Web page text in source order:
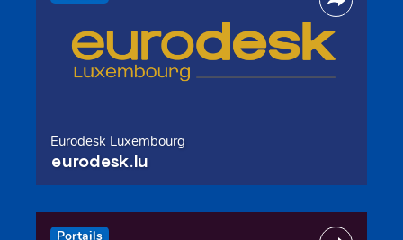
Eurodesk Luxembourg
eurodesk.lu
Portails